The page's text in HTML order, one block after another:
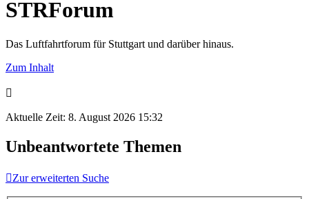
STRForum
Das Luftfahrtforum für Stuttgart und darüber hinaus.
Zum Inhalt
Aktuelle Zeit: 8. August 2026 15:32
Unbeantwortete Themen
Zur erweiterten Suche